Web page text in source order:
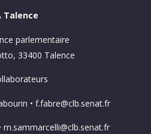
Talence
parlementaire
33400 Talence
• f.fabre@clb.senat.fr
m.sammarcelli@clb.senat.fr